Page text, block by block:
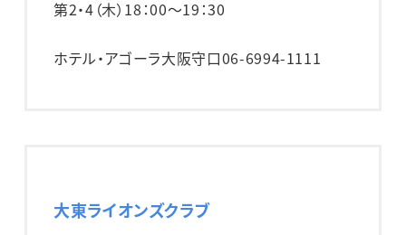
第2・4（木） 18：00～19：30
ホテル・アゴーラ大阪守口06-6994-1111
大東ライオンズクラブ